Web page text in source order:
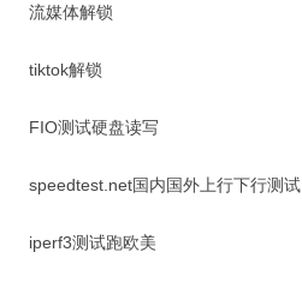
流媒体解锁
tiktok解锁
FIO测试硬盘读写
speedtest.net国内国外上行下行测试
iperf3测试跑欧美